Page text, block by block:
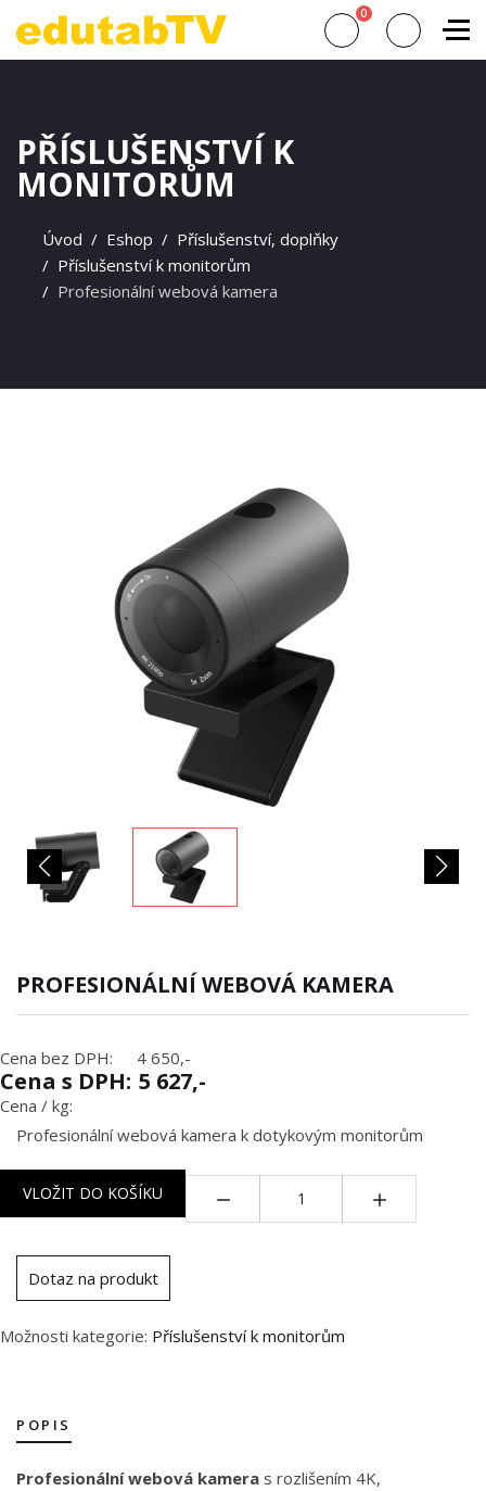
0
PŘÍSLUŠENSTVÍ K
MONITORŮM
Úvod Eshop
Příslušenství, doplňky
Příslušenství k monitorům
Profesionální webová kamera
PROFESIONÁLNÍ WEBOVÁ KAMERA
Cena bez DPH: 4 650,-
Cena s DPH: 5 627,-
Cena / kg:
Profesionální webová kamera k dotykovým monitorům
VLOŽIT DO KOŠÍKU
Dotaz na produkt
Možnosti kategorie: Příslušenství k monitorům
POPIS
Profesionální webová kamera s rozlišením 4K,